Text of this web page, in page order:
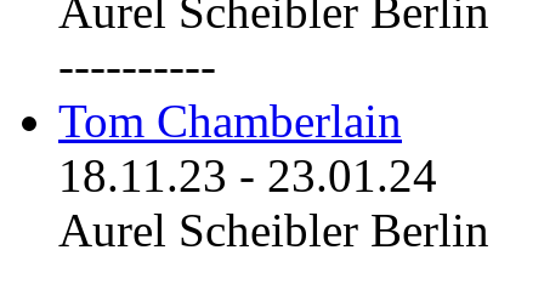
Aurel Scheibler Berlin
----------
Tom Chamberlain
18.11.23 - 23.01.24
Aurel Scheibler Berlin